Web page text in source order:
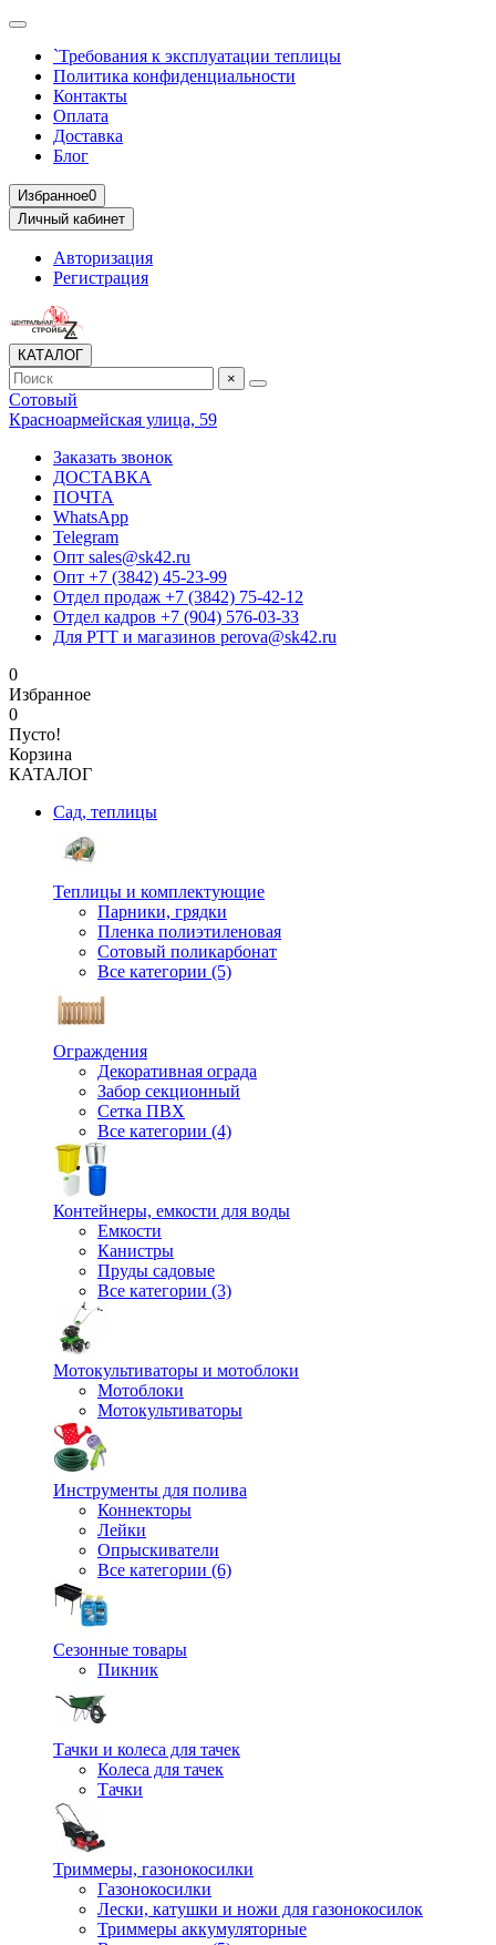
`Требования к эксплуатации теплицы
Политика конфиденциальности
Контакты
Оплата
Доставка
Блог
Избранное0
Личный кабинет
Авторизация
Регистрация
КАТАЛОГ
×
Сотовый
Красноармейская улица, 59
Заказать звонок
ДОСТАВКА
ПОЧТА
WhatsApp
Telegram
Опт sales@sk42.ru
Опт +7 (3842) 45-23-99
Отдел продаж +7 (3842) 75-42-12
Отдел кадров +7 (904) 576-03-33
Для РТТ и магазинов perova@sk42.ru
0
Избранное
0
Пусто!
Корзина
КАТАЛОГ
Сад, теплицы
Теплицы и комплектующие
Парники, грядки
Пленка полиэтиленовая
Сотовый поликарбонат
Все категории (5)
Ограждения
Декоративная ограда
Забор секционный
Сетка ПВХ
Все категории (4)
Контейнеры, емкости для воды
Емкости
Канистры
Пруды садовые
Все категории (3)
Мотокультиваторы и мотоблоки
Мотоблоки
Мотокультиваторы
Инструменты для полива
Коннекторы
Лейки
Опрыскиватели
Все категории (6)
Сезонные товары
Пикник
Тачки и колеса для тачек
Колеса для тачек
Тачки
Триммеры, газонокосилки
Газонокосилки
Лески, катушки и ножи для газонокосилок
Триммеры аккумуляторные